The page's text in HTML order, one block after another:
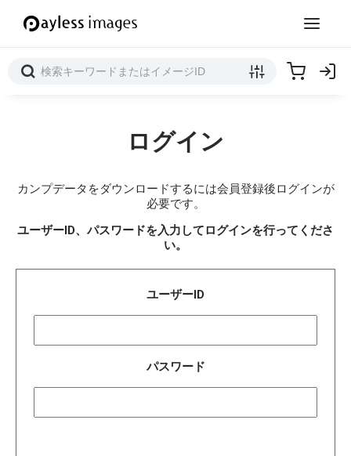
ログイン
カンプデータをダウンロードするには会員登録後ログインが
必要です。
ユーザーID、パスワードを入力してログインを行ってくださ
い。
ユーザーID
パスワード